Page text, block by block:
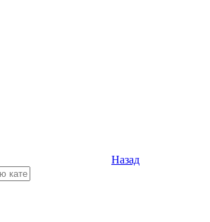
Назад